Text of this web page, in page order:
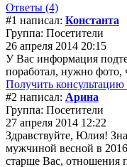
Ответы (4)
#1 написал: Константа
Группа: Посетители
26 апреля 2014 20:15
У Вас информация
поработал, нужно фото,
Получить консультацию
#2 написал: Арина
Группа: Посетители
27 апреля 2014 12:22
Здравствуйте, Юлия!
мужчиной весной в
старше Вас, отношения